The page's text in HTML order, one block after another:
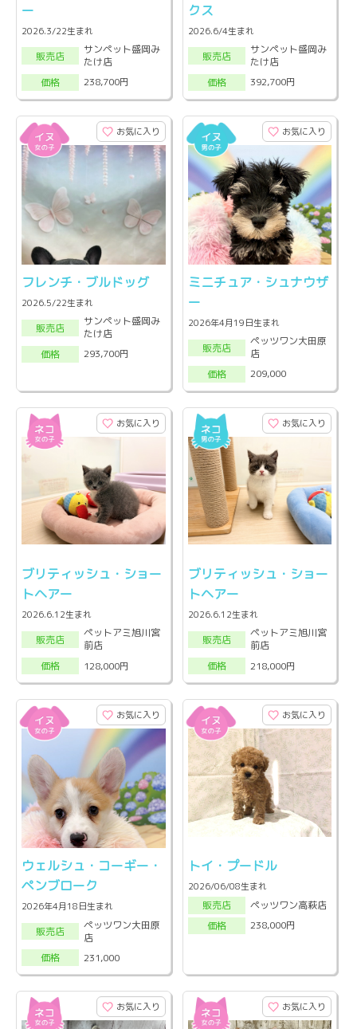
ー
2026.3/22生まれ
販売店
サンペット盛岡み
たけ店
価格
238,700円
クス
2026.6/4生まれ
販売店
サンペット盛岡み
たけ店
価格
392,700円
お気に入り
フレンチ・ブルドッグ
2026.5/22生まれ
販売店
サンペット盛岡み
たけ店
価格
293,700円
お気に入り
ミニチュア・シュナウザ
ー
2026年4月19日生まれ
販売店
ペッツワン大田原
店
価格
209,000
お気に入り
ブリティッシュ・ショー
トヘアー
2026.6.12生まれ
販売店
ペットアミ旭川宮
前店
価格
128,000円
お気に入り
ブリティッシュ・ショー
トヘアー
2026.6.12生まれ
販売店
ペットアミ旭川宮
前店
価格
218,000円
お気に入り
ウェルシュ・コーギー・
ペンブローク
2026年4月18日生まれ
販売店
ペッツワン大田原
店
価格
231,000
お気に入り
トイ・プードル
2026/06/08生まれ
販売店
ペッツワン高萩店
価格
238,000円
お気に入り お気に入り